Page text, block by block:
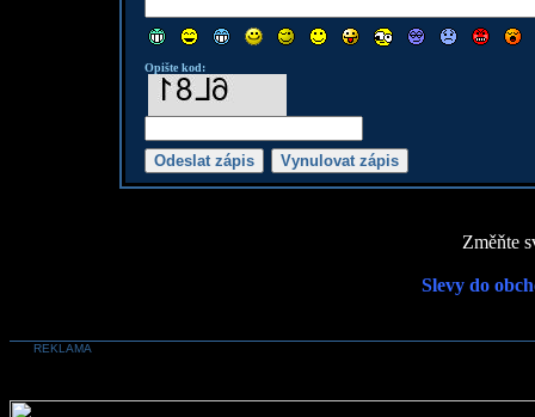
Opište kod:
Změňte
Slevy do
REKLAMA